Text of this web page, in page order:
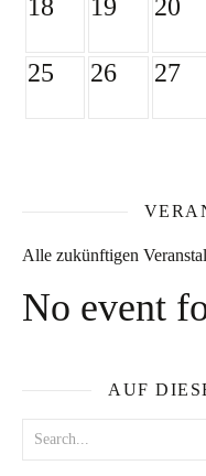
18 19 20
25 26 27
Alle zukünftigen
No event
AUF